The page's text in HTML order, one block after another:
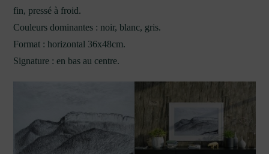
fin, pressé à froid.
Couleurs dominantes : noir, blanc, gris.
Format : horizontal 36x48cm.
Signature : en bas au centre.